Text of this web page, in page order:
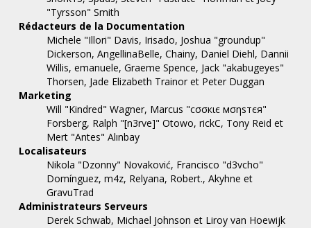
"Tyrsson" Smith
Rédacteurs de la Documentation
Michele "Illori" Davis, Irisado, Joshua "groundup"
Dickerson, AngellinaBelle, Chainy, Daniel Diehl, Dannii
Willis, emanuele, Graeme Spence, Jack "akabugeyes"
Thorsen, Jade Elizabeth Trainor et Peter Duggan
Marketing
Will "Kindred" Wagner, Marcus "cσσкιє мσηѕтєя"
Forsberg, Ralph "[n3rve]" Otowo, rickC, Tony Reid et
Mert "Antes" Alınbay
Localisateurs
Nikola "Dzonny" Novaković, Francisco "d3vcho"
Domínguez, m4z, Relyana, Robert., Akyhne et
GravuTrad
Administrateurs Serveurs
Derek Schwab, Michael Johnson et Liroy van Hoewijk